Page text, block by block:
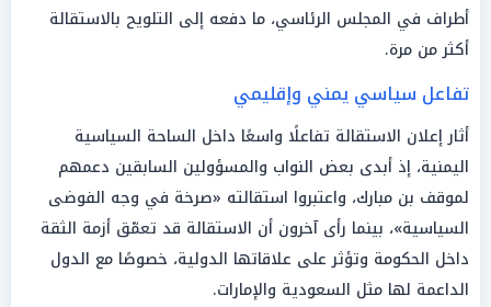
أطراف في المجلس الرئاسي، ما دفعه إلى التلويح بالاستقالة
أكثر من مرة.
تفاعل سياسي يمني وإقليمي
أثار إعلان الاستقالة تفاعلًا واسعًا داخل الساحة السياسية
اليمنية، إذ أبدى بعض النواب والمسؤولين السابقين دعمهم
لموقف بن مبارك، واعتبروا استقالته «صرخة في وجه الفوضى
السياسية»، بينما رأى آخرون أن الاستقالة قد تعمّق أزمة الثقة
داخل الحكومة وتؤثر على علاقاتها الدولية، خصوصًا مع الدول
الداعمة لها مثل السعودية والإمارات.